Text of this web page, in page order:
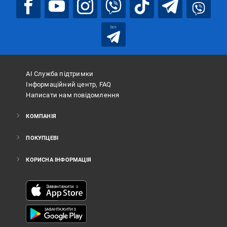
bot
АІ Служба підтримки
Інформаційний центр, FAQ
Написати нам повідомлення
КОМПАНІЯ
ПОКУПЦЕВІ
КОРИСНА ІНФОРМАЦІЯ